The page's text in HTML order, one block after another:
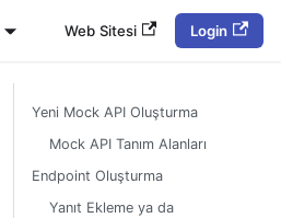
Web Sitesi Login
Yeni Mock API Oluşturma
Mock API Tanım Alanları
Endpoint Oluşturma
Yanıt Ekleme ya da